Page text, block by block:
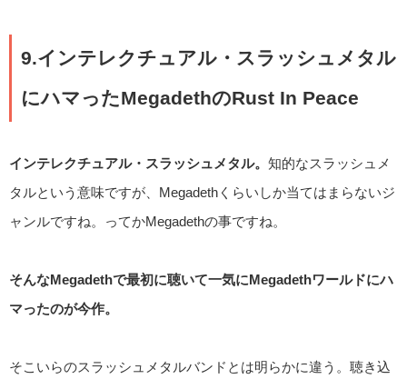
9.インテレクチュアル・スラッシュメタル
にハマったMegadethのRust In Peace
インテレクチュアル・スラッシュメタル。 知的なスラッシュメ
タルという意味ですが、Megadethくらいしか当てはまらないジ
ャンルですね。ってかMegadethの事ですね。
そんなMegadethで最初に聴いて一気にMegadethワールドにハ
マったのが今作。
そこいらのスラッシュメタルバンドとは明らかに違う。聴き込